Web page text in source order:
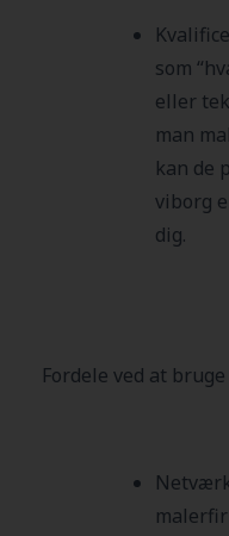
som
eller
man
kan de
viborg
dig.
Fordele ved at